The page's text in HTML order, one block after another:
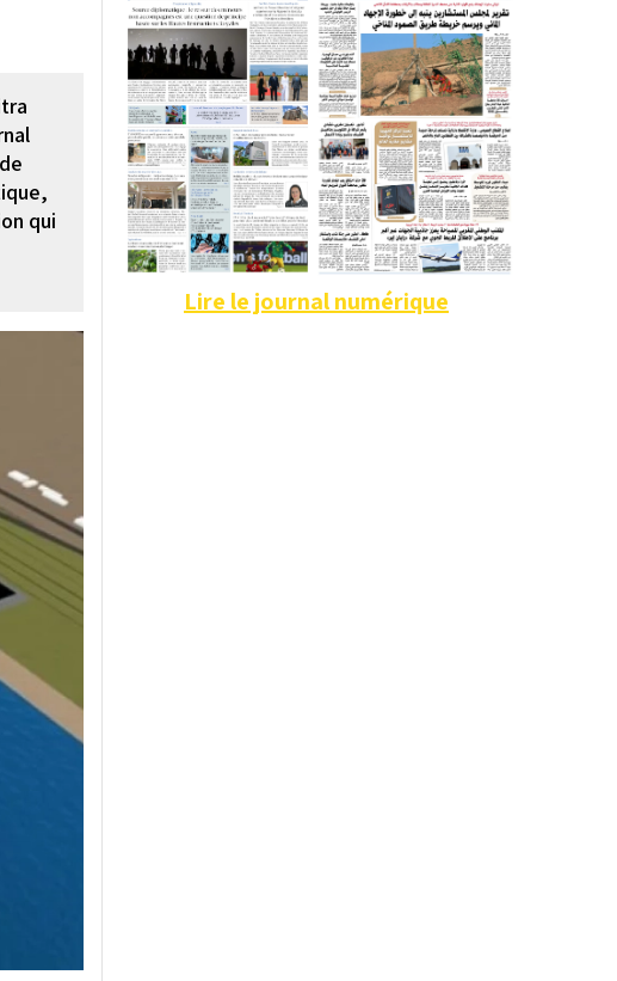
qui
Lire le journal numérique